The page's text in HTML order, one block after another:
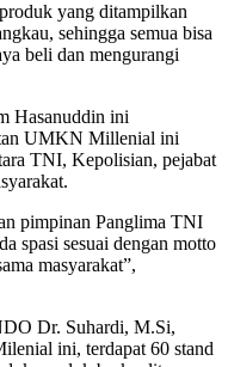
yang ditampilkan
sehingga semua bisa
beli dan mengurangi
Hasanuddin ini
UMKN Millenial ini
TNI, Kepolisian, pejabat
pimpinan Panglima TNI
spasi sesuai dengan motto
masyarakat”,
Dr. Suhardi, M.Si,
ini, terdapat 60 stand